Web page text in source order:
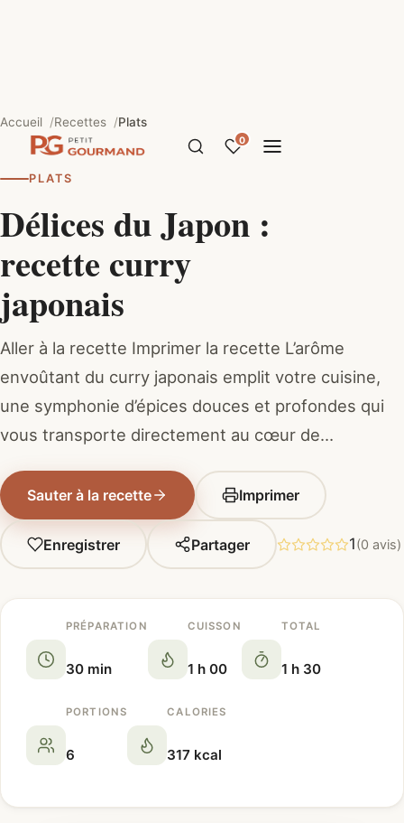
0
Accueil Recettes Plats
PLATS
Délices du Japon :
recette curry
japonais
Aller à la recette Imprimer la recette L’arôme
envoûtant du curry japonais emplit votre cuisine,
une symphonie d’épices douces et profondes qui
vous transporte directement au cœur de…
Sauter à la recette Imprimer
Enregistrer Partager 1(0 avis)
PRÉPARATION
30 min
CUISSON
1 h 00
TOTAL
1 h 30
PORTIONS
6
CALORIES
317 kcal